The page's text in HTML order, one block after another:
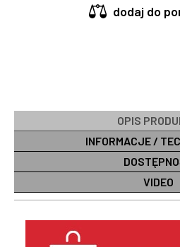
dodaj do
OPIS
INFORMACJE /
VIDEO